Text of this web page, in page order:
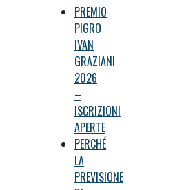
PREMIO
PIGRO
IVAN
GRAZIANI
2026
–
ISCRIZIONI
APERTE
PERCHÉ
LA
PREVISIONE